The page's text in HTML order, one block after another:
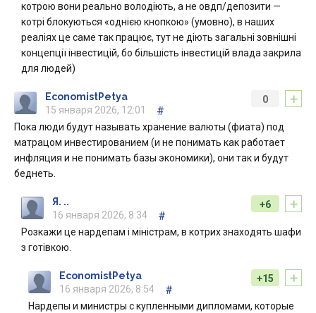
котрою вони реально володіють, а не овдп/депозити —
котрі блокуються «однією кнопкою» (умовно), в наших
реаліях це саме так працює, тут не діють загальні зовнішні
концепції інвестицій, бо більшість інвестицій влада закрила
для людей)
+
0
EconomistPetya
15 января 2026, 12:01
#
Пока люди будут называть хранение валюты (фиата) под
матрацом инвестированием (и не понимать как работает
инфляция и не понимать базы экономики), они так и будут
беднеть.
+
+6
Я. ..
16 января 2026, 8:34
#
Розкажи це нардепам і міністрам, в котрих знаходять шафи
з готівкою.
+
+15
EconomistPetya
16 января 2026, 8:54
#
Нардепы и министры с купленными дипломами, которые